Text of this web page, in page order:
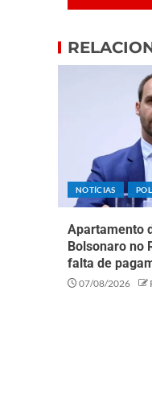
NOTÍCIAS
Apartamento
Bolsonaro no
falta de
07/08/2026